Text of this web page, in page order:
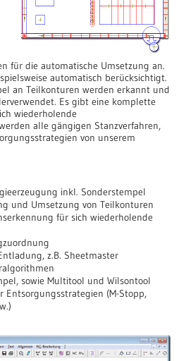
für die automatische Umsetzung an.
automatisch berücksichtigt.
an Teilkonturen werden erkannt und
Es gibt eine komplette
wiederholende
alle gängigen Stanzverfahren,
von unserem
inkl. Sonderstempel
und Umsetzung von Teilkonturen
für sich wiederholende
z.B. Sheetmaster
sowie Multitool und Wilsontool
Entsorgungsstrategien (M-Stopp,